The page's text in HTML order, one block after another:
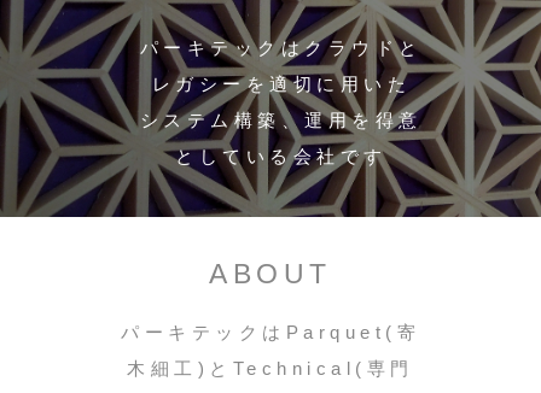
パーキテックはクラウドと
レガシーを適切に用いた
システム構築、運用を得意
としている会社です
ABOUT
パーキテックはParquet(寄
木細工)とTechnical(専門